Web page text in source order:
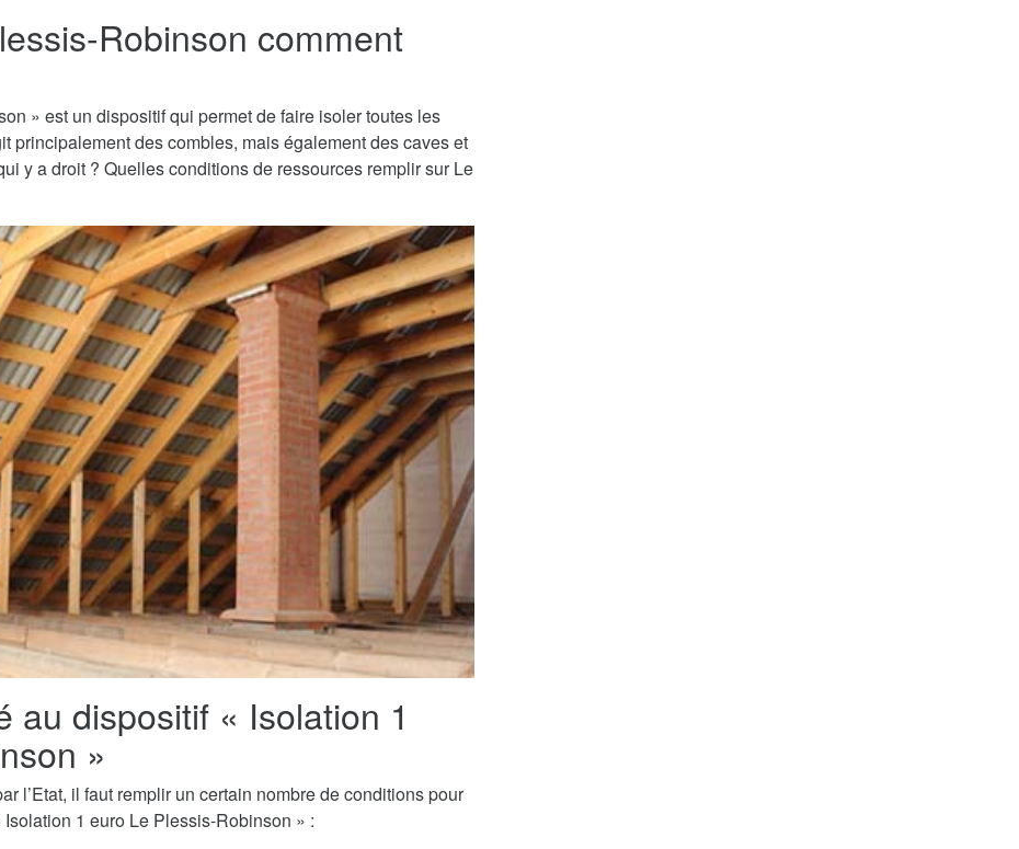
Robinson comment
» est un dispositif qui permet de faire isoler toutes les
principalement des combles, mais également des caves et
y a droit ? Quelles conditions de ressources remplir sur Le
au dispositif « Isolation 1
»
l’Etat, il faut remplir un certain nombre de conditions pour
1 euro Le Plessis-Robinson » :